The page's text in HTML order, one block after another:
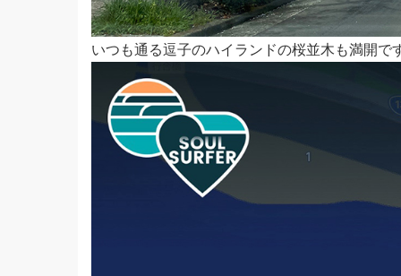
いつも通る逗子のハイランドの桜並木も満開で